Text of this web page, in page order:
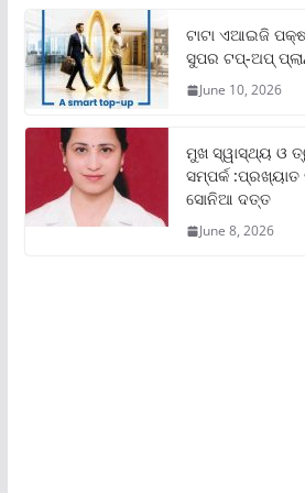
ଟାଟା ଏଆଇଜି
ସୁପର ଟପ୍‌-ଅପ୍
June 10, 2026
ମୁଖ ସ୍ୱାସ୍ଥ୍ୟ ଓ
ସମ୍ପର୍କ :ପ୍ରଖ୍ୟାତ
ସୋନିଆ ଦତ୍ତ
June 8, 2026